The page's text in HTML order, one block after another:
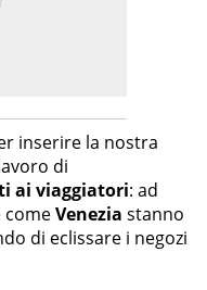
inserire la nostra
di
ai viaggiatori: ad
comeVenezia stanno
di eclissare i negozi